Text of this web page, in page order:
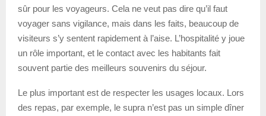
sûr pour les voyageurs. Cela ne veut pas dire qu’il faut
voyager sans vigilance, mais dans les faits, beaucoup de
visiteurs s’y sentent rapidement à l’aise. L’hospitalité y joue
un rôle important, et le contact avec les habitants fait
souvent partie des meilleurs souvenirs du séjour.
Le plus important est de respecter les usages locaux. Lors
des repas, par exemple, le supra n’est pas un simple dîner